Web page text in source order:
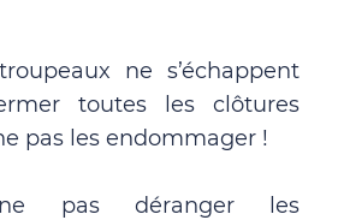
ne s’échappent
toutes les clôtures
pas les endommager !
ne pas déranger les